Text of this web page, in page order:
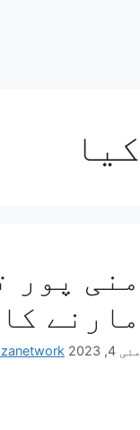
کیا
منی پور
مارنے
مئی 4, 2023